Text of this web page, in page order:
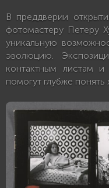
В преддверии
фотомастеру Петеру
уникальную
эволюцию.
контактным листам
помогут глубже